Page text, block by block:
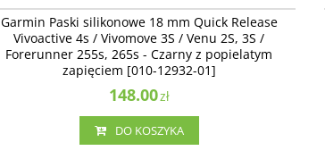
Garmin Paski silikonowe 18 mm Quick Release
Vivoactive 4s / Vivomove 3S / Venu 2S, 3S /
Forerunner 255s, 265s - Czarny z popielatym
zapięciem [010-12932-01]
148.00zł
DO KOSZYKA